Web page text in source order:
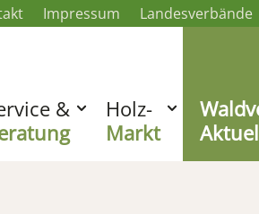
Impressum Landesverbände
&
Holz-
Markt